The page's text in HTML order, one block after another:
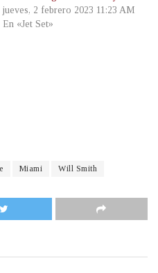
jueves, 2 febrero 2023 11:23 AM
En «Jet Set»
Miami Will Smith